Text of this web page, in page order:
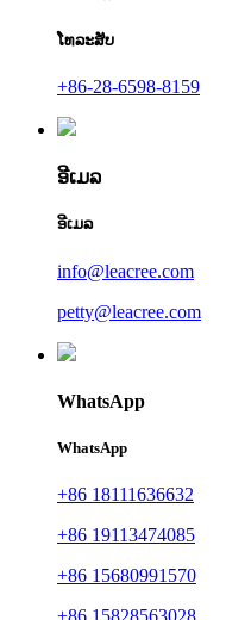
ໂທລະສັບ
+86-28-6598-8159
ອີເມລ
ອີເມລ
info@leacree.com
petty@leacree.com
WhatsApp
WhatsApp
+86 18111636632
+86 19113474085
+86 15680991570